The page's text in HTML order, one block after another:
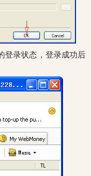
登录状态，登录成功后